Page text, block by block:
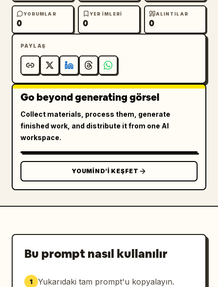
YORUMLAR
0
YER IMLERI
0
ALINTILAR
0
PAYLAŞ
Go beyond generating görsel
Collect materials, process them, generate
finished work, and distribute it from one AI
workspace.
YOUMIND’I KEŞFET
Bu prompt nasıl kullanılır
1 Yukarıdaki tam prompt'u kopyalayın.